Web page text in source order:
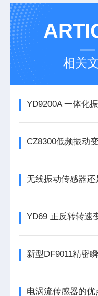
相关
YD9200A 一体化
CZ8300低频振动
YD69 正反转转速